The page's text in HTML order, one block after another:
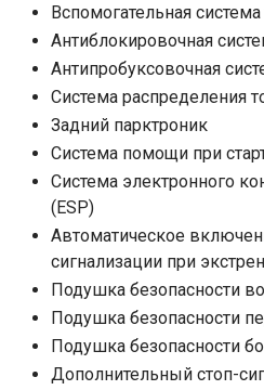
Вспомогательная
Антиблокировочная
Антипробуксовочная
Система распределения
Задний парктроник
Система помощи при
Система электронного
(ESP)
Автоматическое
сигнализации при
Подушка безопасности
Подушка безопасности
Подушка безопасности
Дополнительный стоп-